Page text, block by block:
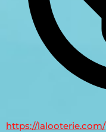
https://lalooterie.com/